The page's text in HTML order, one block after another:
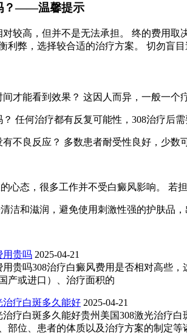
？——温馨提示
较高，但并不是无法承担。 终的费用
利弊，选择较合适的治疗方案。 切勿盲
才能看到效果？ 这因人而异，一般一个
任何治疗都有反复可能性，308治疗后
不良反应？ 多数患者耐受性良好，少
心态，很多工作并不受白癜风影响。 若
洁和滋润，避免使用刺激性强的护肤品
用贵吗 2025-04-21
用贵吗308治疗白癜风费用是否相对高些
产或进口）、治疗面积的
治疗白斑多久能好 2025-04-21
治疗白斑多久能好贵州美国308激光治疗
部位、患者的体质以及治疗方案的制定